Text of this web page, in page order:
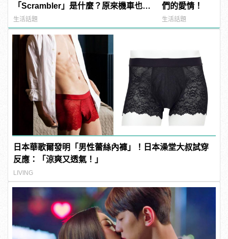
「Scrambler」是什麼？原來機車也能
這麼狂野！？
生活話題
們的愛情！
生活話題
日本華歌爾發明「男性蕾絲內褲」！日本澡堂大叔試穿
反應：「涼爽又透氣！」
LIVING